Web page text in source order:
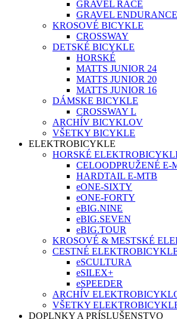
GRAVEL RACE
GRAVEL ENDURANCE
KROSOVÉ BICYKLE
CROSSWAY
DETSKÉ BICYKLE
HORSKÉ
MATTS JUNIOR 24
MATTS JUNIOR 20
MATTS JUNIOR 16
DÁMSKE BICYKLE
CROSSWAY L
ARCHÍV BICYKLOV
VŠETKY BICYKLE
ELEKTROBICYKLE
HORSKÉ
CELOODPRUŽENÉ E-
HARDTAIL E-MTB
eONE-SIXTY
eONE-FORTY
eBIG.NINE
eBIG.SEVEN
eBIG.TOUR
KROSOVÉ & MESTSKÉ
CESTNÉ
eSCULTURA
eSILEX+
eSPEEDER
ARCHÍV
VŠETKY
DOPLNKY A PRÍSLUŠENSTVO